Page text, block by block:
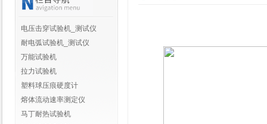
电压击穿试验机_测试仪
耐电弧试验机_测试仪
万能试验机
拉力试验机
塑料球压痕硬度计
熔体流动速率测定仪
马丁耐热试验机